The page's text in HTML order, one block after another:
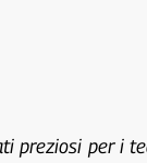
preziosi per i